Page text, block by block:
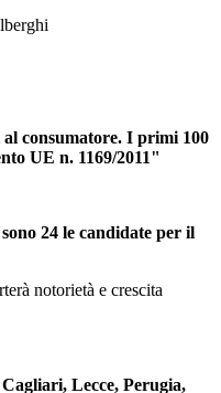
consumatore. I primi 100
UE n. 1169/2011"
24 le candidate per il
notorietà e crescita
Lecce, Perugia,